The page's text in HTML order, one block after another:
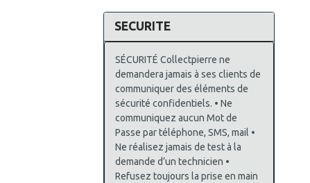
SECURITE
SÉCURITÉ Collectpierre ne
demandera jamais à ses clients de
communiquer des éléments de
sécurité confidentiels. • Ne
communiquez aucun Mot de
Passe par téléphone, SMS, mail •
Ne réalisez jamais de test à la
demande d’un technicien •
Refusez toujours la prise en main